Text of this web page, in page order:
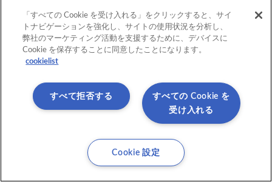
私たちがここ数年でやってきたワークスタイル改革
る」環境づくりです。
ているメンバーにとっては、自身のデスクでないと
いうのは大きな負担になっていました。 そこで、
子文書管理システムやGoogle社のG Suiteなどのク
らでも情報にアクセスできる環境を作ってきました
「すべての Cookie を受け入れる」をクリックすると、サイ
トナビゲーションを強化し、サイトの使用状況を分析し、
弊社のマーケティング活動を支援するために、デバイスに
Cookie を保存することに同意したことになります。
cookielist
すべての Cookie を
受け入れる
すべて拒否する
Cookie 設定